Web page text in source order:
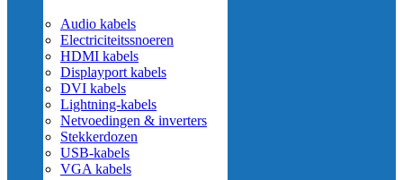
Audio kabels
Electriciteitssnoeren
HDMI kabels
Displayport kabels
DVI kabels
Lightning-kabels
Netvoedingen & inverters
Stekkerdozen
USB-kabels
VGA kabels